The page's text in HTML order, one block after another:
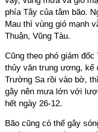
phía Tây của tâm bão.
Mau thì vùng gió mạnh
Thuận, Vũng Tàu.
Cũng theo phó giám
thủy văn trung ương, kể
Trường Sa rồi vào bờ,
gây nên mưa lớn với
hết ngày 26-12.
Bão cũng có thể gây